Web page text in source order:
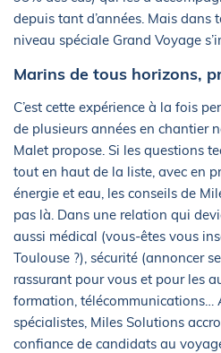
depuis tant d’années. Mais dans
niveau spéciale Grand Voyage
Marins de tous horizons,
C’est cette expérience à la fois
de plusieurs années en chantier
Malet propose. Si les questions
tout en haut de la liste, avec en
énergie et eau, les conseils de
pas là. Dans une relation qui
aussi médical (vous-êtes vous
Toulouse ?), sécurité (annoncer
rassurant pour vous et pour les
formation, télécommunications…
spécialistes, Miles Solutions
confiance de candidats au